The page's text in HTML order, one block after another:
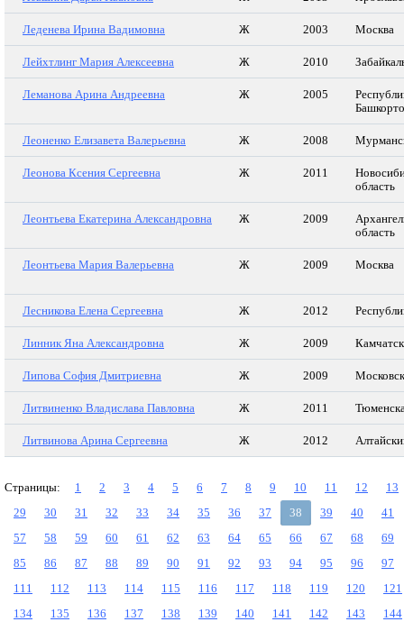
Леденева Ирина Вадимовна Ж 2003 Москва
Лейхтлинг Мария Алексеевна Ж 2010
Леманова Арина Андреевна Ж 2005
Леоненко Елизавета Валерьевна Ж 2008
Леонова Ксения Сергеевна Ж 2011
область
Леонтьева Екатерина Александровна Ж 2009
область
Леонтьева Мария Валерьевна Ж 2009 Москва
Лесникова Елена Сергеевна Ж 2012
Линник Яна Александровна Ж 2009
Липова София Дмитриевна Ж 2009
Литвиненко Владислава Павловна Ж 2011
Литвинова Арина Сергеевна Ж 2012
Страницы: 1 2 3 4 5 6 7 8 9 10 11 12
13
29
30 31 32 33 34 35 36 37 38 39 40
41
57
58 59 60 61 62 63 64 65 66 67 68
69
85
86 87 88 89 90 91 92 93 94 95 96
97
111
112 113 114 115 116 117 118 119 120
121
134
135 136 137 138 139 140 141 142 143
144